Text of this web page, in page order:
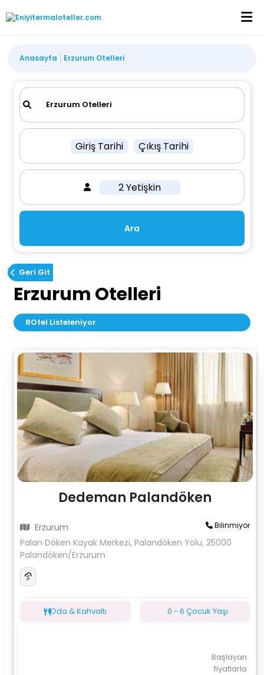
Anasayfa Erzurum Otelleri
Giriş Tarihi Çıkış Tarihi
2 Yetişkin
Ara
Geri Git
Erzurum Otelleri
8Otel Listeleniyor
Dedeman Palandöken
Erzurum Bilinmiyor
Palan Döken Kayak Merkezi, Palandöken Yolu, 25000
Palandöken/Erzurum
Oda & Kahvaltı 0 - 6 Çocuk Yaşı
Başlayan
fiyatlarla